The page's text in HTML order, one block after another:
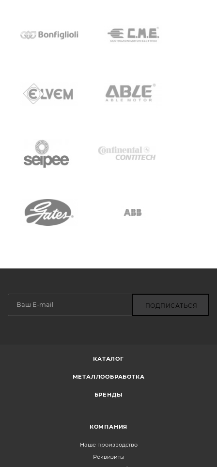
ПОДПИСАТЬСЯ
КАТАЛОГ
МЕТАЛЛООБРАБОТКА
БРЕНДЫ
КОМПАНИЯ
Наше производство
Реквизиты